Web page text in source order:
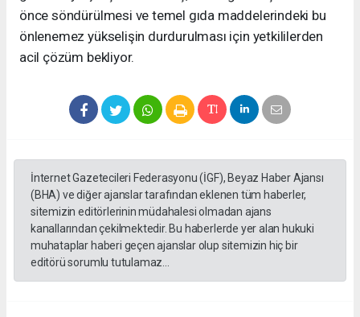
önce söndürülmesi ve temel gıda maddelerindeki bu
önlenemez yükselişin durdurulması için yetkililerden
acil çözüm bekliyor.
İnternet Gazetecileri Federasyonu (İGF), Beyaz Haber Ajansı
(BHA) ve diğer ajanslar tarafından eklenen tüm haberler,
sitemizin editörlerinin müdahalesi olmadan ajans
kanallarından çekilmektedir. Bu haberlerde yer alan hukuki
muhataplar haberi geçen ajanslar olup sitemizin hiç bir
editörü sorumlu tutulamaz...